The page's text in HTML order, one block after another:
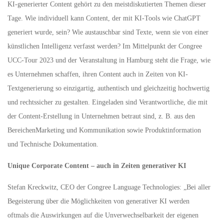
KI-generierter Content gehört zu den meistdiskutierten Themen dieser
Tage. Wie individuell kann Content, der mit KI-Tools wie ChatGPT
generiert wurde, sein? Wie austauschbar sind Texte, wenn sie von einer
künstlichen Intelligenz verfasst werden? Im Mittelpunkt der Congree
UCC-Tour 2023 und der Veranstaltung in Hamburg steht die Frage, wie
es Unternehmen schaffen, ihren Content auch in Zeiten von KI-
Textgenerierung so einzigartig, authentisch und gleichzeitig hochwertig
und rechtssicher zu gestalten. Eingeladen sind Verantwortliche, die mit
der Content-Erstellung in Unternehmen betraut sind, z. B. aus den
BereichenMarketing und Kommunikation sowie Produktinformation
und Technische Dokumentation.
Unique Corporate Content – auch in Zeiten generativer KI
Stefan Kreckwitz, CEO der Congree Language Technologies: „Bei aller
Begeisterung über die Möglichkeiten von generativer KI werden
oftmals die Auswirkungen auf die Unverwechselbarkeit der eigenen